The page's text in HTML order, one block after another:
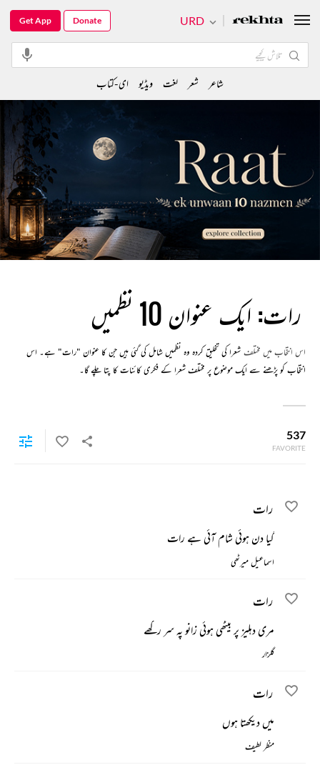
رات: ایک عنوان 10 نظمیں
اس انتخاب میں مختلف شعرا کی تخلیق کردہ وہ نظمیں شامل کی گئی ہیں جن کا عنوان "رات" ہے۔ اس
انتخاب کو پڑھنے سے ایک موضوع پر مختلف شعرا کے فکری کائنات کا پتا چلے گا۔
537
FAVORITE
رات
گیا دن ہوئی شام آئی ہے رات
اسماعیل میرٹھی
رات
مری دہلیز پر بیٹھی ہوئی زانو پہ سر رکھے
گلزار
رات
میں دیکھتا ہوں
منظر لطیف
URD
Get App Donate
شاعر شعر لغت ویڈیو ای-کتاب